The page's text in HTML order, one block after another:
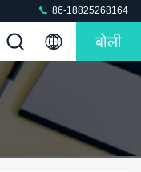
86-18825268164
बोली